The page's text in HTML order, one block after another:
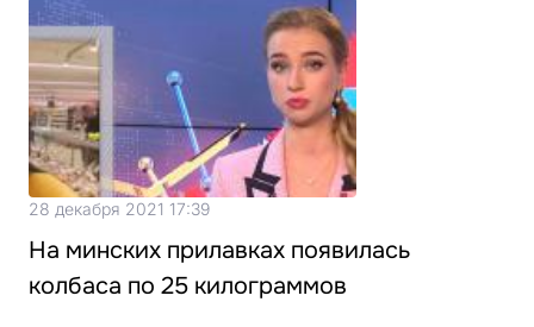
28 декабря 2021 17:39
На минских прилавках появилась
колбаса по 25 килограммов